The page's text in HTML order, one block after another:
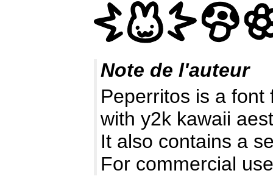
Note de l'auteur
Peperritos is a
with y2k kawaii
It also contains a
For commercial